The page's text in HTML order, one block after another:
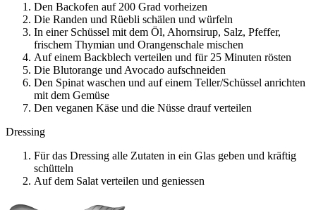
Den Backofen auf 200 Grad vorheizen
Die Randen und Rüebli schälen und würfeln
In einer Schüssel mit dem Öl, Ahornsirup, Salz, Pfeffer,
frischem Thymian und Orangenschale mischen
Auf einem Backblech verteilen und für 25 Minuten rösten
Die Blutorange und Avocado aufschneiden
Den Spinat waschen und auf einem Teller/Schüssel anrichten
mit dem Gemüse
Den veganen Käse und die Nüsse drauf verteilen
Dressing
Für das Dressing alle Zutaten in ein Glas geben und kräftig
schütteln
Auf dem Salat verteilen und geniessen